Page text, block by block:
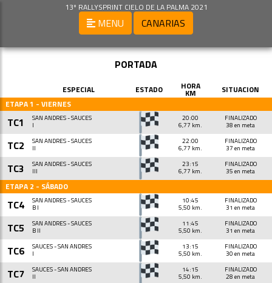
13º RALLYSPRINT CIELO DE LA PALMA 2021
MENU CANARIAS
PORTADA
ESPECIAL ESTADO HORA
KM
SITUACION
ETAPA 1 - VIERNES
TC1
SAN ANDRES - SAUCES
I
20:00
6,77 km.
FINALIZADO
38 en meta
TC2
SAN ANDRES - SAUCES
II
22:00
6,77 km.
FINALIZADO
37 en meta
TC3
SAN ANDRES - SAUCES
III
23:15
6,77 km.
FINALIZADO
35 en meta
ETAPA 2 - SÁBADO
TC4
SAN ANDRES - SAUCES
B I
10:45
5,50 km.
FINALIZADO
31 en meta
TC5
SAN ANDRES - SAUCES
B II
11:45
5,50 km.
FINALIZADO
31 en meta
TC6
SAUCES - SAN ANDRES
I
13:15
5,50 km.
FINALIZADO
30 en meta
TC7
SAUCES - SAN ANDRES
II
14:15
5,50 km.
FINALIZADO
28 en meta